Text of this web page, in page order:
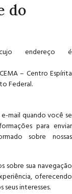
do
endereço é
CEMA– Centro Espírita
Federal.
mail quando você se
para enviar
sobre nossas
sobre sua navegação
oferecendo
interesses.